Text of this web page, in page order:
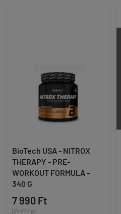
BioTech USA - NITROX
THERAPY - PRE-
WORKOUT FORMULA -
340 G
7 990 Ft
(24 Ft / g)